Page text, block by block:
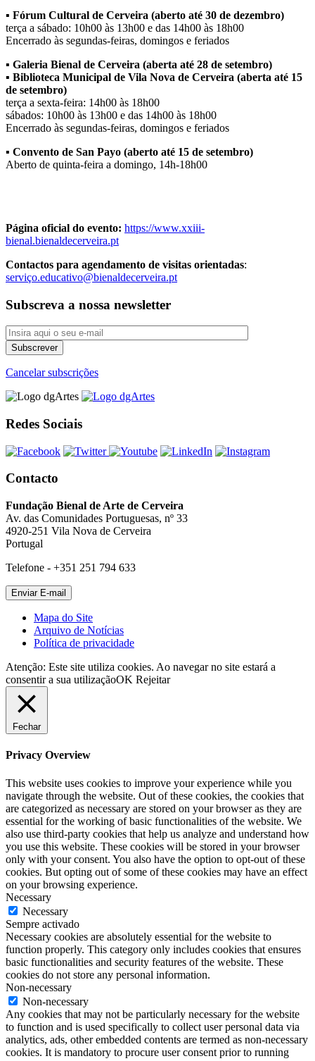
▪️ Fórum Cultural de Cerveira (aberto até 30 de dezembro)
terça a sábado: 10h00 às 13h00 e das 14h00 às 18h00
Encerrado às segundas-feiras, domingos e feriados
▪️ Galeria Bienal de Cerveira (aberta até 28 de setembro)
▪️ Biblioteca Municipal de Vila Nova de Cerveira (aberta até 15
de setembro)
terça a sexta-feira: 14h00 às 18h00
sábados: 10h00 às 13h00 e das 14h00 às 18h00
Encerrado às segundas-feiras, domingos e feriados
▪️ Convento de San Payo (aberto até 15 de setembro)
Aberto de quinta-feira a domingo, 14h-18h00
Página oficial do evento: https://www.xxiii-
bienal.bienaldecerveira.pt
Contactos para agendamento de visitas orientadas:
serviço.educativo@bienaldecerveira.pt
Subscreva a nossa newsletter
Cancelar subscrições
Redes Sociais
Contacto
Fundação Bienal de Arte de Cerveira
Av. das Comunidades Portuguesas, nº 33
4920-251 Vila Nova de Cerveira
Portugal
Telefone - +351 251 794 633
Mapa do Site
Arquivo de Notícias
Política de privacidade
Atenção: Este site utiliza cookies. Ao navegar no site estará a
consentir a sua utilizaçãoOK Rejeitar
Fechar
Privacy Overview
This website uses cookies to improve your experience while you
navigate through the website. Out of these cookies, the cookies that
are categorized as necessary are stored on your browser as they are
essential for the working of basic functionalities of the website. We
also use third-party cookies that help us analyze and understand how
you use this website. These cookies will be stored in your browser
only with your consent. You also have the option to opt-out of these
cookies. But opting out of some of these cookies may have an effect
on your browsing experience.
Necessary
Necessary
Sempre activado
Necessary cookies are absolutely essential for the website to
function properly. This category only includes cookies that ensures
basic functionalities and security features of the website. These
cookies do not store any personal information.
Non-necessary
Non-necessary
Any cookies that may not be particularly necessary for the website
to function and is used specifically to collect user personal data via
analytics, ads, other embedded contents are termed as non-necessary
cookies. It is mandatory to procure user consent prior to running